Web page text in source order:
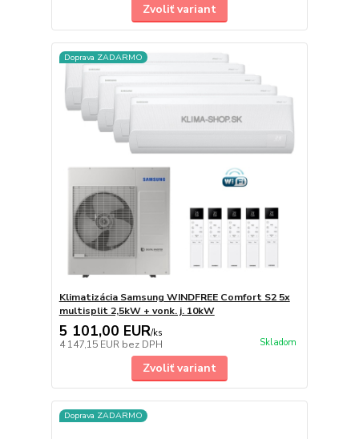
Zvoliť variant
Doprava ZADARMO
Klimatizácia Samsung WINDFREE Comfort S2 5x
multisplit 2,5kW + vonk. j. 10kW
5 101,00 EUR/ks
4 147,15 EUR bez DPH Skladom
Zvoliť variant
Doprava ZADARMO